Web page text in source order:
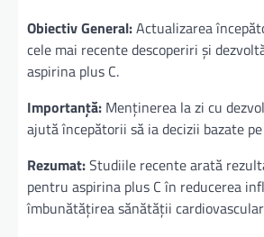
Obiectiv General:Actualizarea
cele mai recente descoperiri și
aspirina plus C.
Importanță: Menținerea la zi cu
ajută începătorii să ia decizii bazate
Rezumat:Studiile recente arată
pentru aspirina plus C în reducerea
îmbunătățirea sănătății